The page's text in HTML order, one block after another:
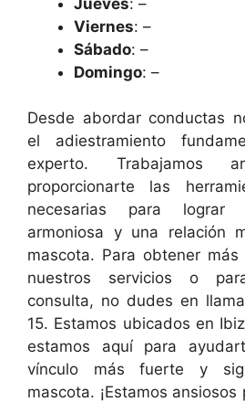
Viernes: –
Sábado: –
Domingo: –
Desde abordar conductas
el adiestramiento
experto. Trabajamos
proporcionarte las
necesarias para lograr
armoniosa y una relación
mascota. Para obtener
nuestros servicios o
consulta, no dudes en
15. Estamos ubicados en
estamos aquí para
vínculo más fuerte y
mascota. ¡Estamos